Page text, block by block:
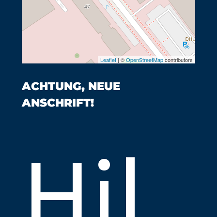
Leaflet | ©OpenStreetMapcontributors
ACHTUNG, NEUE
ANSCHRIFT!